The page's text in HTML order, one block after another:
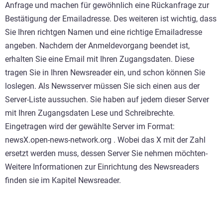
Anfrage und machen für gewöhnlich eine Rückanfrage zur
Bestätigung der Emailadresse. Des weiteren ist wichtig, dass
Sie Ihren richtgen Namen und eine richtige Emailadresse
angeben. Nachdem der Anmeldevorgang beendet ist,
erhalten Sie eine Email mit Ihren Zugangsdaten. Diese
tragen Sie in Ihren Newsreader ein, und schon können Sie
loslegen. Als Newsserver müssen Sie sich einen aus der
Server-Liste aussuchen. Sie haben auf jedem dieser Server
mit Ihren Zugangsdaten Lese und Schreibrechte.
Eingetragen wird der gewählte Server im Format:
newsX.open-news-network.org . Wobei das X mit der Zahl
ersetzt werden muss, dessen Server Sie nehmen möchten-
Weitere Informationen zur Einrichtung des Newsreaders
finden sie im Kapitel Newsreader.